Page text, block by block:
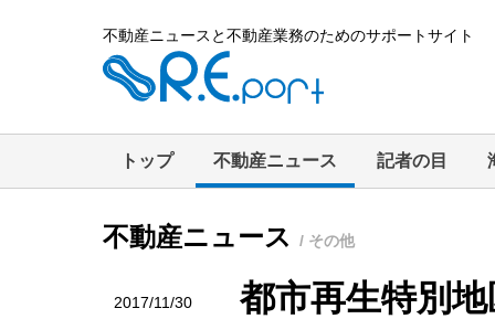
不動産ニュースと不動産業務のためのサポートサイト
トップ 不動産ニュース 記者の目
不動産ニュース / その他
2017/11/30 都市再生特別